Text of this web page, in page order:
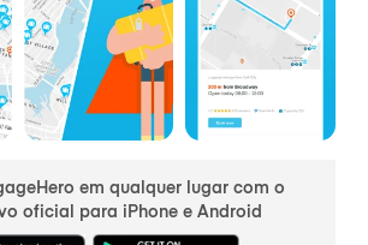
em qualquer lugar com o
oficial para iPhone e Android